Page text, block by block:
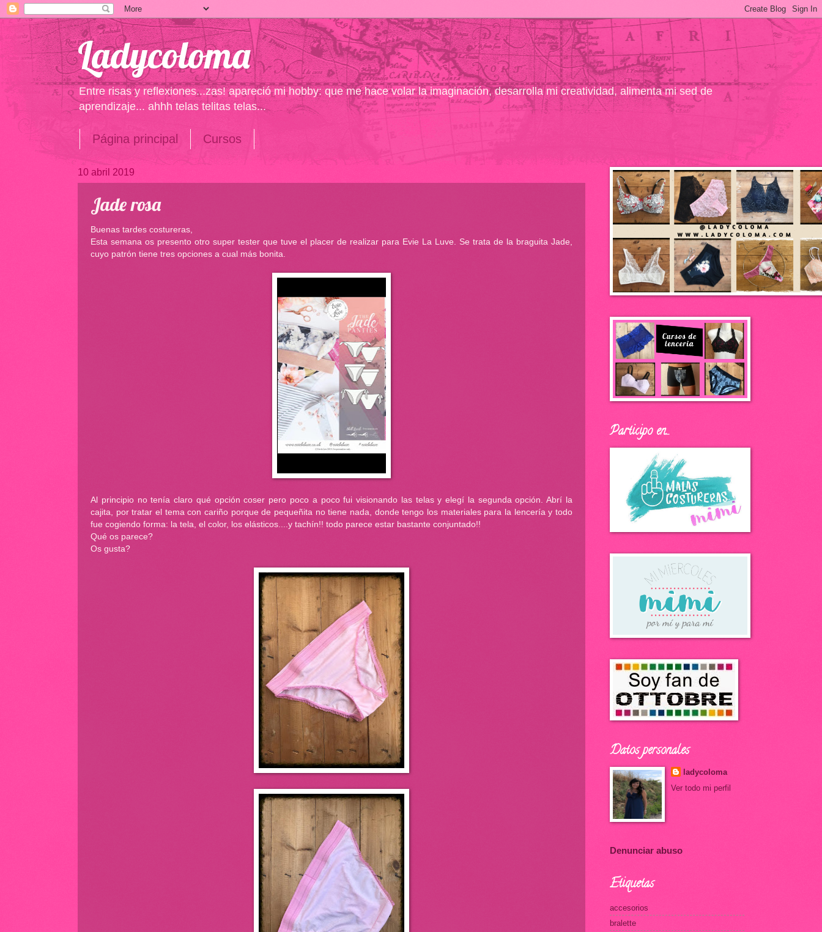
Ladycoloma
Entre risas y reflexiones...zas! apareció mi hobby: que me hace volar la imaginación, desarrolla mi creatividad, alimenta mi sed de
aprendizaje... ahhh telas telitas telas...
Página principal Cursos
10 abril 2019
Jade rosa
Buenas tardes costureras,
Esta semana os presento otro super tester que tuve el placer de realizar para Evie La Luve. Se trata de la braguita Jade,
cuyo patrón tiene tres opciones a cual más bonita.
Al principio no tenía claro qué opción coser pero poco a poco fui visionando las telas y elegí la segunda opción. Abrí la
cajita, por tratar el tema con cariño porque de pequeñita no tiene nada, donde tengo los materiales para la lencería y todo
fue cogiendo forma: la tela, el color, los elásticos....y tachín!! todo parece estar bastante conjuntado!!
Qué os parece?
Os gusta?
Participo en...
Datos personales
ladycoloma
Ver todo mi perfil
Denunciar abuso
Etiquetas
accesorios
bralette